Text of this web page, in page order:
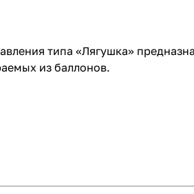
типа «Лягушка»
из баллонов.